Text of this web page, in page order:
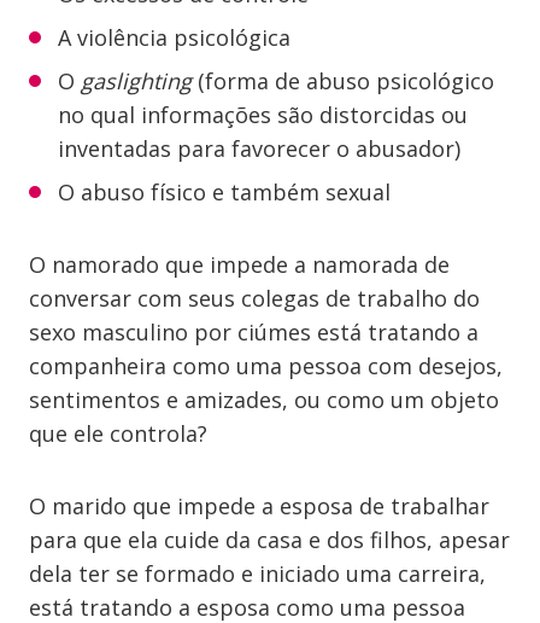
A violência psicológica
O gaslighting(forma de abuso psicológico
no qual informações são distorcidas ou
inventadas para favorecer o abusador)
O abuso físico e também sexual
O namorado que impede a namorada de
conversar com seus colegas de trabalho do
sexo masculino por ciúmes está tratando a
companheira como uma pessoa com desejos,
sentimentos e amizades, ou como um objeto
que ele controla?
O marido que impede a esposa de trabalhar
para que ela cuide da casa e dos filhos, apesar
dela ter se formado e iniciado uma carreira,
está tratando a esposa como uma pessoa